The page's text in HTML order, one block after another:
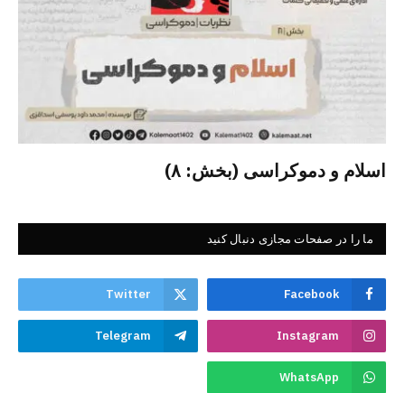
اسلام و دموکراسی (بخش: ۸)
ما را در صفحات مجازی دنبال کنید
Facebook
Twitter
Instagram
Telegram
WhatsApp